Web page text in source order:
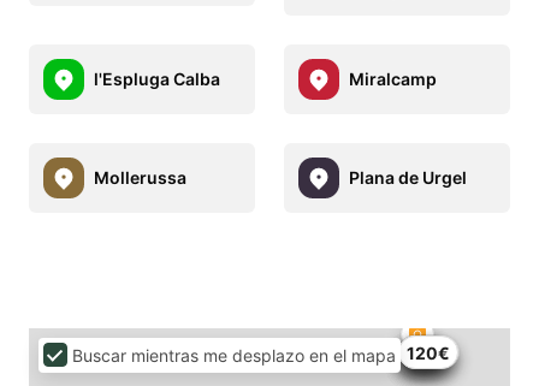
l'Espluga Calba Miralcamp
Mollerussa Plana de Urgel
50€
74€
100€
50€
55€
120€
Buscar mientras me desplazo en el mapa